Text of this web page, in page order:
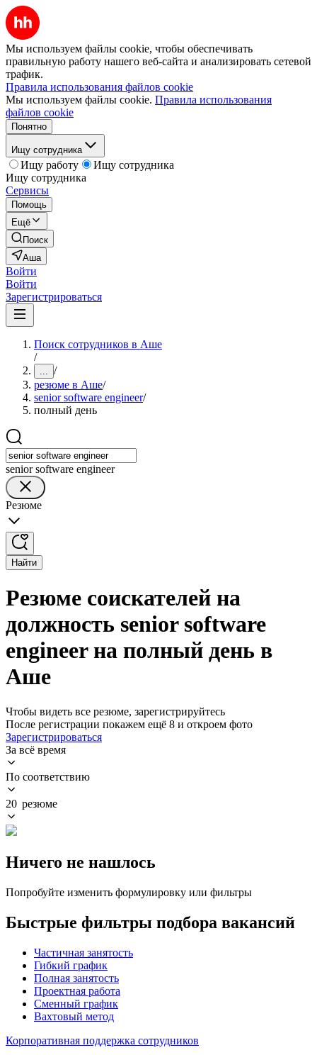
Мы используем файлы cookie, чтобы обеспечивать
правильную работу нашего веб-сайта и анализировать сетевой
трафик.
Правила использования файлов cookie
Мы используем файлы cookie. Правила использования
файлов cookie
Понятно
Ищу сотрудника
Ищу работу
Ищу сотрудника
Ищу сотрудника
Сервисы
Помощь
Ещё
Поиск
Аша
Войти
Войти
Зарегистрироваться
Поиск сотрудников в Аше
/
... /
резюме в Аше/
senior software engineer/
полный день
senior software engineer
Резюме
Найти
Резюме соискателей на
должность senior software
engineer на полный день в
Аше
Чтобы видеть все резюме, зарегистрируйтесь
После регистрации покажем ещё 8 и откроем фото
Зарегистрироваться
За всё время
По соответствию
20 резюме
Ничего не нашлось
Попробуйте изменить формулировку или фильтры
Быстрые фильтры подбора вакансий
Частичная занятость
Гибкий график
Полная занятость
Проектная работа
Сменный график
Вахтовый метод
Корпоративная поддержка сотрудников